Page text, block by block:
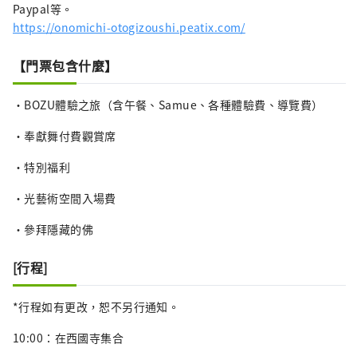
Paypal等。
https://onomichi-otogizoushi.peatix.com/
【門票包含什麼】
・BOZU體驗之旅（含午餐、Samue、各種體驗費、導覽費）
・奉獻舞付費觀賞席
・特別福利
・光藝術空間入場費
・參拜隱藏的佛
[行程]
*行程如有更改，恕不另行通知。
10:00：在西國寺集合